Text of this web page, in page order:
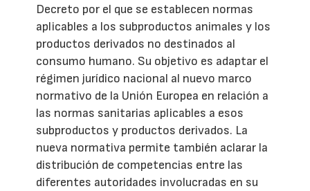
Decreto por el que se establecen normas
aplicables a los subproductos animales y los
productos derivados no destinados al
consumo humano. Su objetivo es adaptar el
régimen jurídico nacional al nuevo marco
normativo de la Unión Europea en relación a
las normas sanitarias aplicables a esos
subproductos y productos derivados. La
nueva normativa permite también aclarar la
distribución de competencias entre las
diferentes autoridades involucradas en su